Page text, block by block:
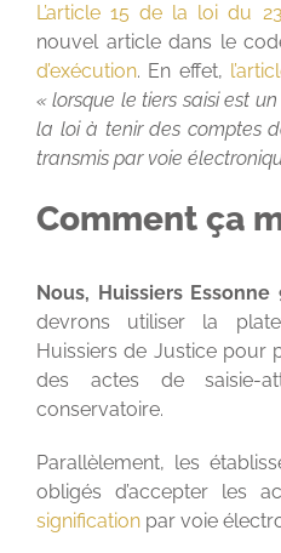
L’article 15 de la loi du
nouvel article dans le
d’exécution. En effet,
« lorsque le tiers saisi est
la loi à tenir des comptes
transmis par voie
Comment ça
Nous, Huissiers
devrons utiliser la
Huissiers de Justice pour
des actes de saisie-
conservatoire.
Parallèlement, les
obligés d’accepter les
signification par voie